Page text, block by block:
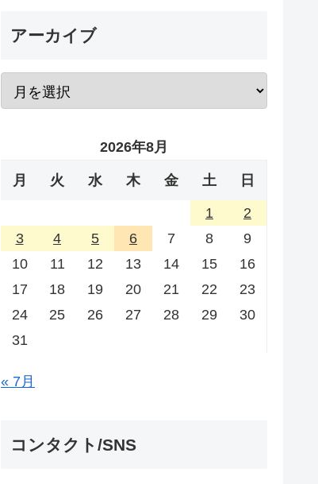
アーカイブ
2026年8月
月 火 水 木 金 土 日
1
2
3
4 5 6 7 8
9
10
11 12 13 14 15
16
17
18 19 20 21 22
23
24
25 26 27 28 29
30
31
« 7月
コンタクト/SNS